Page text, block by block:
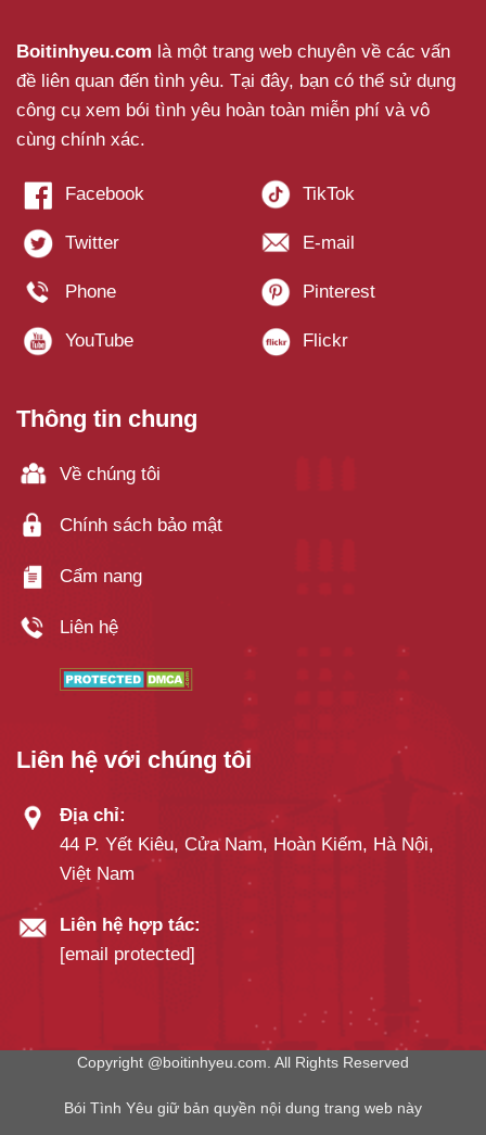
Boitinhyeu.com là một trang web chuyên về các vấn
đề liên quan đến tình yêu. Tại đây, bạn có thể sử dụng
công cụ xem bói tình yêu hoàn toàn miễn phí và vô
cùng chính xác.
Thông tin chung
Về chúng tôi
Chính sách bảo mật
Cẩm nang
Liên hệ
Liên hệ với chúng tôi
Địa chỉ:
44 P. Yết Kiêu, Cửa Nam, Hoàn Kiếm, Hà Nội,
Việt Nam
Liên hệ hợp tác:
[email protected]
Copyright @boitinhyeu.com. All Rights Reserved
Bói Tình Yêu giữ bản quyền nội dung trang web này